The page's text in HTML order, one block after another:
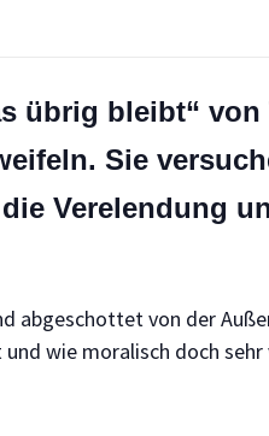
übrig bleibt“ von
Sie
Verelendung
abgeschottet von der
wie moralisch doch